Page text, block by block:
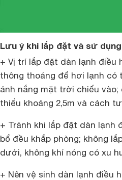
Lưu ý khi lắp đặt và sử
+ Vị trí lắp đặt dàn lạnh điều
thông thoáng để hơi lạnh có
ánh nắng mặt trời chiếu
thiểu khoảng 2,5m và cách
+ Tránh khi lắp đặt dàn lạnh
bổ đều khắp phòng; không
dưới, không khí nóng có xu
+ Nên vệ sinh dàn lạnh điều